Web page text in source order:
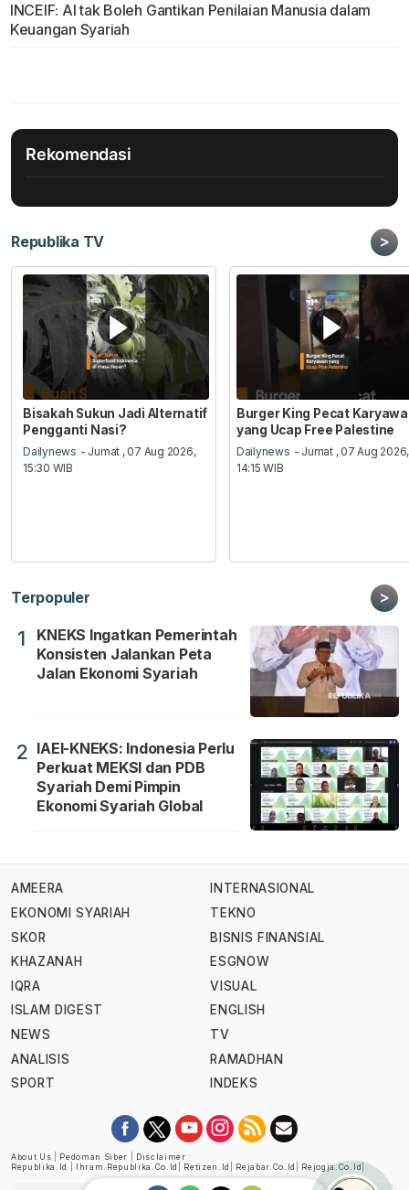
INCEIF: AI tak Boleh Gantikan Penilaian Manusia dalam
Keuangan Syariah
Rekomendasi
Republika TV >
Bisakah Sukun Jadi Alternatif
Pengganti Nasi?
Dailynews - Jumat , 07 Aug 2026,
15:30 WIB
Burger King Pecat
yang Ucap Free Palestine
Dailynews - Jumat , 07 Aug 2026,
14:15 WIB
Terpopuler >
1
KNEKS Ingatkan Pemerintah
Konsisten Jalankan Peta
Jalan Ekonomi Syariah
2 IAEI-KNEKS: Indonesia Perlu
Perkuat MEKSI dan PDB
Syariah Demi Pimpin
Ekonomi Syariah Global
AMEERA
EKONOMI SYARIAH
SKOR
KHAZANAH
IQRA
ISLAM DIGEST
NEWS
ANALISIS
SPORT
INTERNASIONAL
TEKNO
BISNIS FINANSIAL
ESGNOW
VISUAL
ENGLISH
TV
RAMADHAN
INDEKS
About Us Pedoman Siber
Disclaimer
Republika.id
Ihram.republika.co.id Retizen.id Rejabar.co.id Rejogja.co.id